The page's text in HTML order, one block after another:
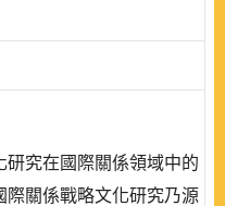
究在國際關係領域中的
關係戰略文化研究乃源